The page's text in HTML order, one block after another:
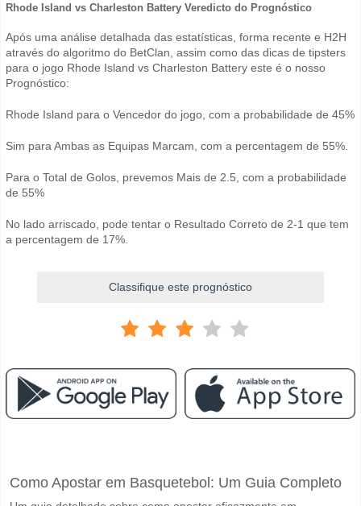
Rhode Island vs Charleston Battery Veredicto do Prognóstico
Após uma análise detalhada das estatísticas, forma recente e H2H
através do algoritmo do BetClan, assim como das dicas de tipsters
para o jogo Rhode Island vs Charleston Battery este é o nosso
Prognóstico:
Rhode Island para o Vencedor do jogo, com a probabilidade de 45%
Sim para Ambas as Equipas Marcam, com a percentagem de 55%.
Para o Total de Golos, prevemos Mais de 2.5, com a probabilidade
de 55%
No lado arriscado, pode tentar o Resultado Correto de 2-1 que tem
a percentagem de 17%.
Classifique este prognóstico
A partida entre Rhode Island v Charleston Battery 23 April 2026 00:30.
Como Apostar em Basquetebol: Um Guia Completo